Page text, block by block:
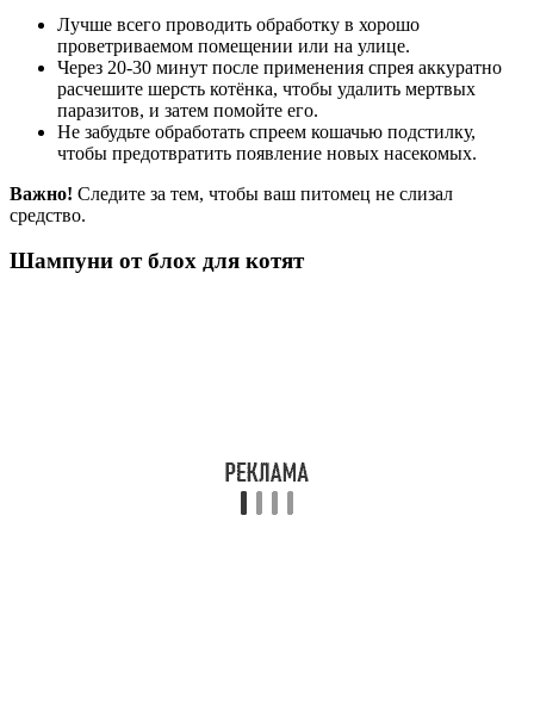
Лучше всего проводить обработку в хорошо
проветриваемом помещении или на улице.
Через 20-30 минут после применения спрея аккуратно
расчешите шерсть котёнка, чтобы удалить мертвых
паразитов, и затем помойте его.
Не забудьте обработать спреем кошачью подстилку,
чтобы предотвратить появление новых насекомых.
Важно! Следите за тем, чтобы ваш питомец не слизал
средство.
Шампуни от блох для котят